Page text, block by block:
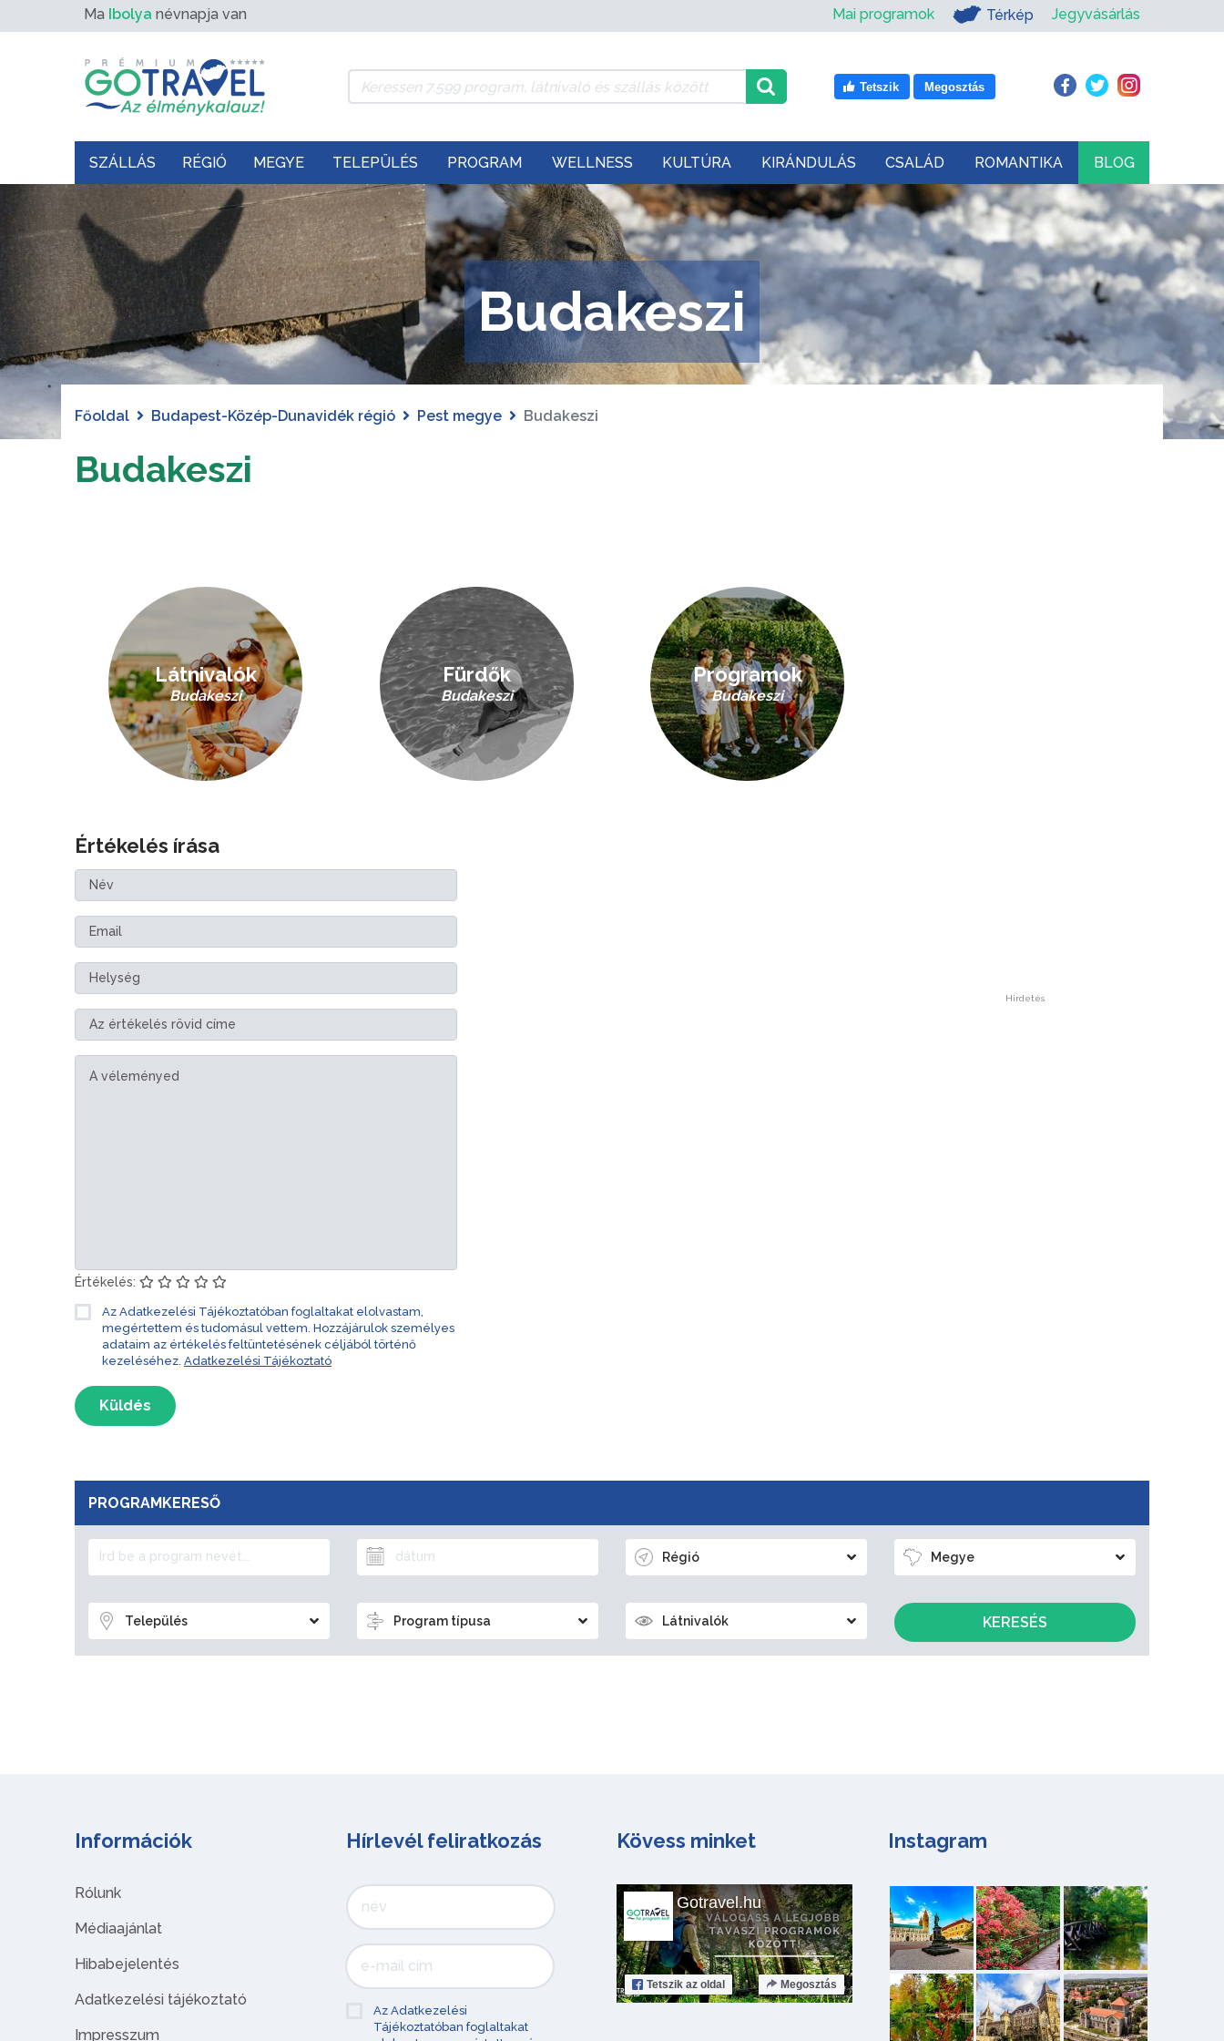
Ma Ibolya névnapja van Mai programok Térkép Jegyvásárlás
Tetszik Megosztás
SZÁLLÁS RÉGIÓ MEGYE TELEPÜLÉS PROGRAM WELLNESS KULTÚRA KIRÁNDULÁS CSALÁD ROMANTIKA BLOG
Budakeszi
Főoldal Budapest-Közép-Dunavidék régió Pest megye Budakeszi
Budakeszi
Látnivalók
Budakeszi
Fürdők
Budakeszi
Programok
Budakeszi
Értékelés írása
Értékelés:
Az Adatkezelési Tájékoztatóban foglaltakat elolvastam,
megértettem és tudomásul vettem. Hozzájárulok személyes
adataim az értékelés feltüntetésének céljából történő
kezeléséhez. Adatkezelési Tájékoztató
Küldés
Hirdetés
PROGRAMKERESŐ
Régió Megye
Település Program típusa Látnivalók KERESÉS
Információk
Rólunk
Médiaajánlat
Hibabejelentés
Adatkezelési tájékoztató
Impresszum
Hírlevél feliratkozás
Az Adatkezelési
Tájékoztatóban foglaltakat
Kövess minket
Gotravel.hu
Tetszik az oldal Megosztás
Instagram